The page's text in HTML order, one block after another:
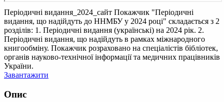
Періодичні видання_2024_сайт Покажчик "Періодичні
видання, що надійдуть до ННМБУ у 2024 році" складається з 2
розділів: 1. Періодичні видання (українські) на 2024 рік. 2.
Періодичні видання, що надійдуть в рамках міжнародного
книгообміну. Покажчик розраховано на спеціалістів бібліотек,
органів науково-технічної інформації та медичних працівників
України.
Завантажити
Опис